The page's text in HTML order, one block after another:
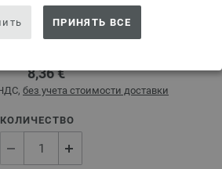
ПРИНЯТЬ ВСЕ
LANA GROSSA Design-Holz Multicolor № 6,0
8,36 €
без учета стоимости доставки
КОЛИЧЕСТВО